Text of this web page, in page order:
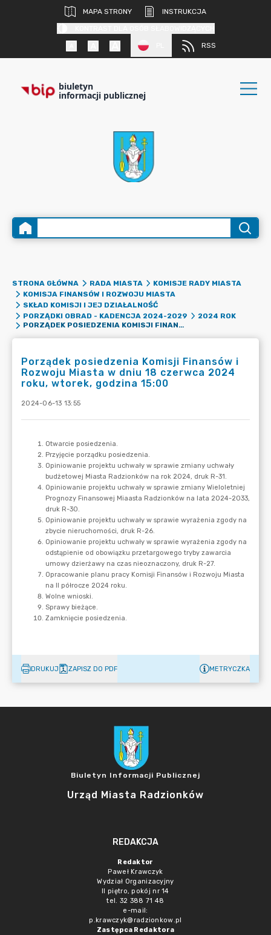
MAPA STRONY
INSTRUKCJA
RSS
biuletyn
informacji publicznej
STRONA GŁÓWNA RADA MIASTA
KOMISJE RADY MIASTA
KOMISJA FINANSÓW I ROZWOJU MIASTA
SKŁAD KOMISJI I JEJ DZIAŁALNOŚĆ
PORZĄDKI OBRAD - KADENCJA 2024-2029
2024 ROK
PORZĄDEK POSIEDZENIA KOMISJI FINANSÓW I ROZWOJU MIASTA W DNIU 18 CZERWCA 2024 ROKU, WTOREK, GODZINA 15:00
Porządek posiedzenia Komisji Finansów i
Rozwoju Miasta w dniu 18 czerwca 2024
roku, wtorek, godzina 15:00
2024-06-13 13:55
DRUKUJ ZAPISZ DO PDF METRYCZKA
Biuletyn Informacji Publicznej
Urząd Miasta Radzionków
REDAKCJA
Redaktor
Paweł Krawczyk
Wydział Organizacyjny
II piętro, pokój nr 14
tel. 32 388 71 48
e-mail:
p.krawczyk@radzionkow.pl
Zastępca Redaktora